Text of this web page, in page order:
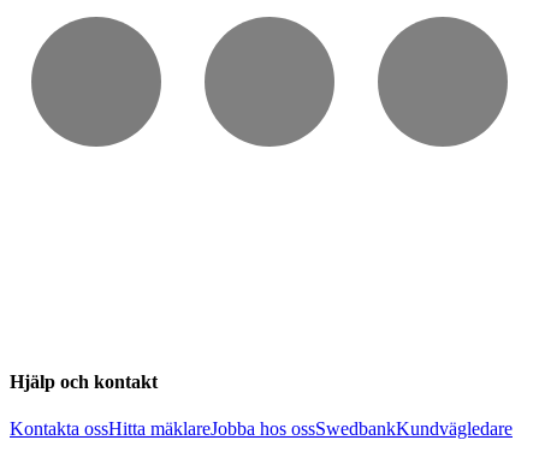
Hjälp och kontakt
Kontakta ossHitta mäklareJobba hos ossSwedbankKundvägledare